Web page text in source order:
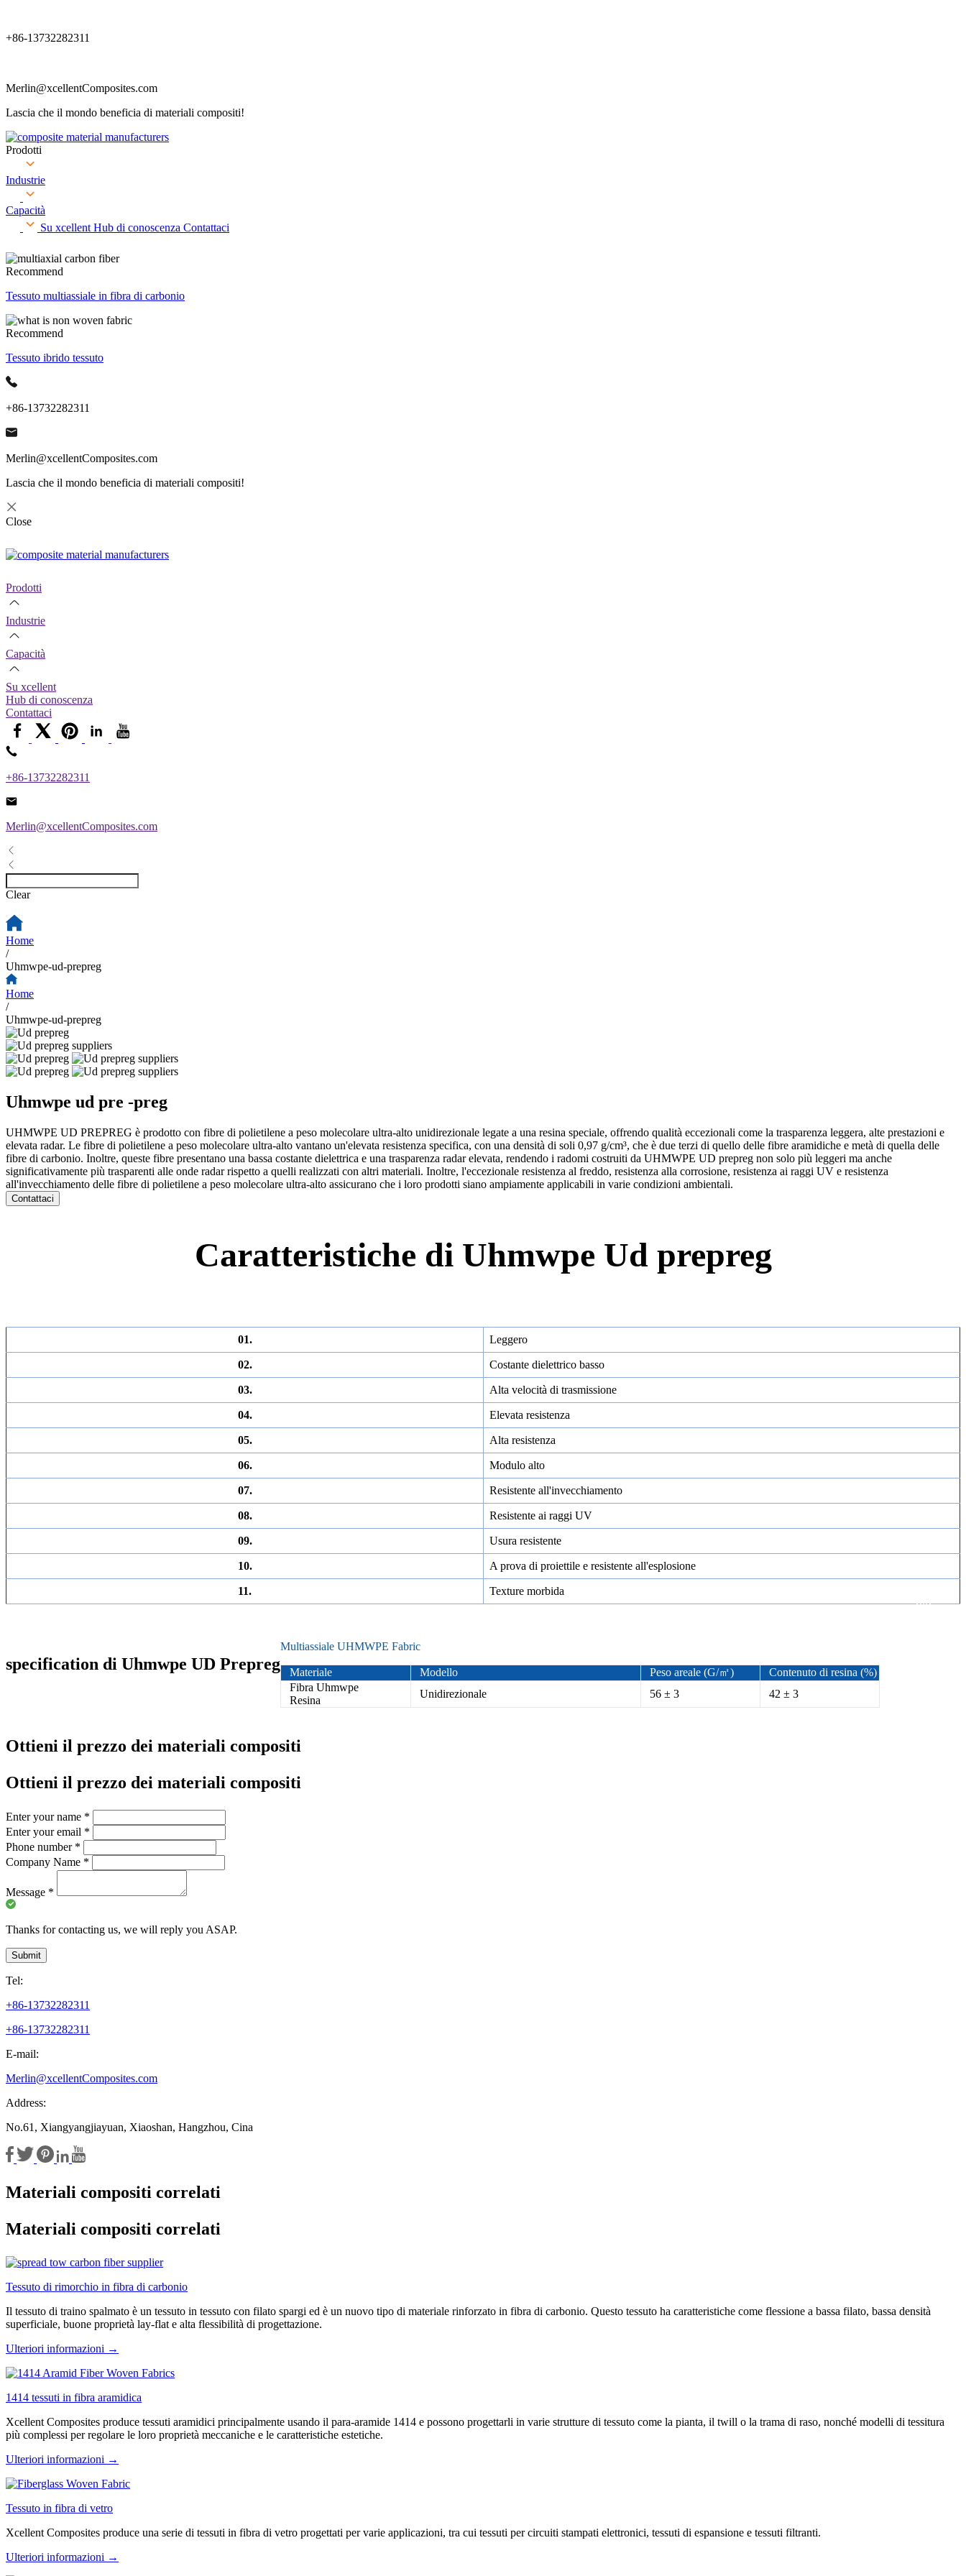
+86-13732282311
Merlin@xcellentComposites.com
Lascia che il mondo beneficia di materiali compositi!
Prodotti
Industrie
Capacità
Su xcellent Hub di conoscenza Contattaci
Recommend
Tessuto multiassiale in fibra di carbonio
Recommend
Tessuto ibrido tessuto
+86-13732282311
Merlin@xcellentComposites.com
Lascia che il mondo beneficia di materiali compositi!
Close
Prodotti
Industrie
Capacità
Su xcellent
Hub di conoscenza
Contattaci
+86-13732282311
Merlin@xcellentComposites.com
Clear
Home
/
Uhmwpe-ud-prepreg
Home
/
Uhmwpe-ud-prepreg
Uhmwpe ud pre -preg
UHMWPE UD PREPREG è prodotto con fibre di polietilene a peso molecolare ultra-alto unidirezionale legate a una resina speciale, offrendo qualità eccezionali come la trasparenza leggera, alte prestazioni e
elevata radar. Le fibre di polietilene a peso molecolare ultra-alto vantano un'elevata resistenza specifica, con una densità di soli 0,97 g/cm³, che è due terzi di quello delle fibre aramidiche e metà di quella delle
fibre di carbonio. Inoltre, queste fibre presentano una bassa costante dielettrica e una trasparenza radar elevata, rendendo i radomi costruiti da UHMWPE UD prepreg non solo più leggeri ma anche
significativamente più trasparenti alle onde radar rispetto a quelli realizzati con altri materiali. Inoltre, l'eccezionale resistenza al freddo, resistenza alla corrosione, resistenza ai raggi UV e resistenza
all'invecchiamento delle fibre di polietilene a peso molecolare ultra-alto assicurano che i loro prodotti siano ampiamente applicabili in varie condizioni ambientali.
Contattaci
Caratteristiche di Uhmwpe Ud prepreg
01. Leggero
02. Costante dielettrico basso
03. Alta velocità di trasmissione
04. Elevata resistenza
05. Alta resistenza
06. Modulo alto
07. Resistente all'invecchiamento
08. Resistente ai raggi UV
09. Usura resistente
10. A prova di proiettile e resistente all'esplosione
11. Texture morbida
specification di Uhmwpe UD Prepreg
Multiassiale UHMWPE Fabric
Materiale Modello Peso areale (G/㎡)
Contenuto di resina (%)
Fibra Uhmwpe
Resina
Unidirezionale 56 ± 3 42 ± 3
Ottieni il prezzo dei materiali compositi
Ottieni il prezzo dei materiali compositi
Enter your name *
Enter your email *
Phone number *
Company Name *
Message *
Thanks for contacting us, we will reply you ASAP.
Submit
Tel:
+86-13732282311
+86-13732282311
E-mail:
Merlin@xcellentComposites.com
Address:
No.61, Xiangyangjiayuan, Xiaoshan, Hangzhou, Cina
Materiali compositi correlati
Materiali compositi correlati
Tessuto di rimorchio in fibra di carbonio
Il tessuto di traino spalmato è un tessuto in tessuto con filato spargi ed è un nuovo tipo di materiale rinforzato in fibra di carbonio. Questo tessuto ha caratteristiche come flessione a bassa filato, bassa densità
superficiale, buone proprietà lay-flat e alta flessibilità di progettazione.
Ulteriori informazioni →
1414 tessuti in fibra aramidica
Xcellent Composites produce tessuti aramidici principalmente usando il para-aramide 1414 e possono progettarli in varie strutture di tessuto come la pianta, il twill o la trama di raso, nonché modelli di tessitura
più complessi per regolare le loro proprietà meccaniche e le caratteristiche estetiche.
Ulteriori informazioni →
Tessuto in fibra di vetro
Xcellent Composites produce una serie di tessuti in fibra di vetro progettati per varie applicazioni, tra cui tessuti per circuiti stampati elettronici, tessuti di espansione e tessuti filtranti.
Ulteriori informazioni →